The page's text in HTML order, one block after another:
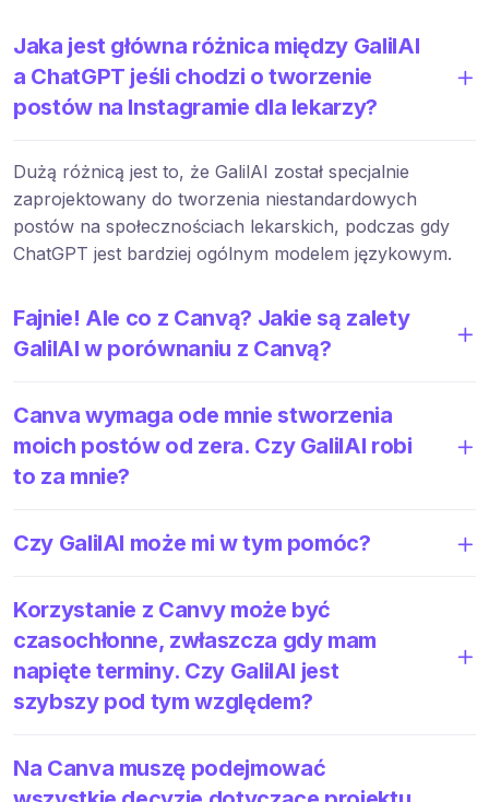
Jaka jest główna różnica między GalilAI
a ChatGPT jeśli chodzi o tworzenie
postów na Instagramie dla lekarzy?
Dużą różnicą jest to, że GalilAI został specjalnie
zaprojektowany do tworzenia niestandardowych
postów na społecznościach lekarskich, podczas gdy
ChatGPT jest bardziej ogólnym modelem językowym.
Fajnie! Ale co z Canvą? Jakie są zalety
GalilAI w porównaniu z Canvą?
Canva wymaga ode mnie stworzenia
moich postów od zera. Czy GalilAI robi
to za mnie?
Czy GalilAI może mi w tym pomóc?
Korzystanie z Canvy może być
czasochłonne, zwłaszcza gdy mam
napięte terminy. Czy GalilAI jest
szybszy pod tym względem?
Na Canva muszę podejmować